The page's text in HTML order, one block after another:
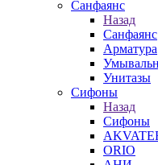
Санфаянс
Назад
Санфаянс
Арматура
Унитазы
Сифоны
Назад
Сифоны
ORIO